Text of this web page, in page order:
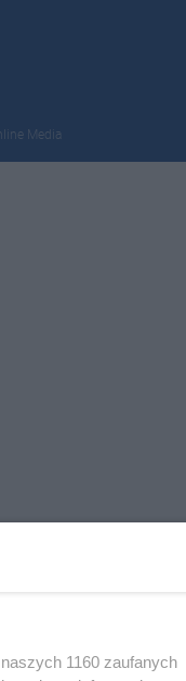
Media
1160 zaufanych